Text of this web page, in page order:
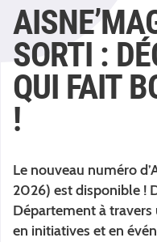
SORTI :
QUI FAIT
!
Le nouveau numéro
2026) est disponible !
Département à
en initiatives et en